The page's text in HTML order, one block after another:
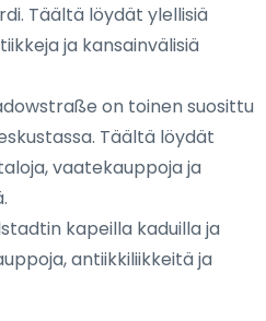
Täältä löydät ylellisiä
ja kansainvälisiä
on toinen suosittu
Täältä löydät
vaatekauppoja ja
kapeilla kaduilla ja
antiikkiliikkeitä ja